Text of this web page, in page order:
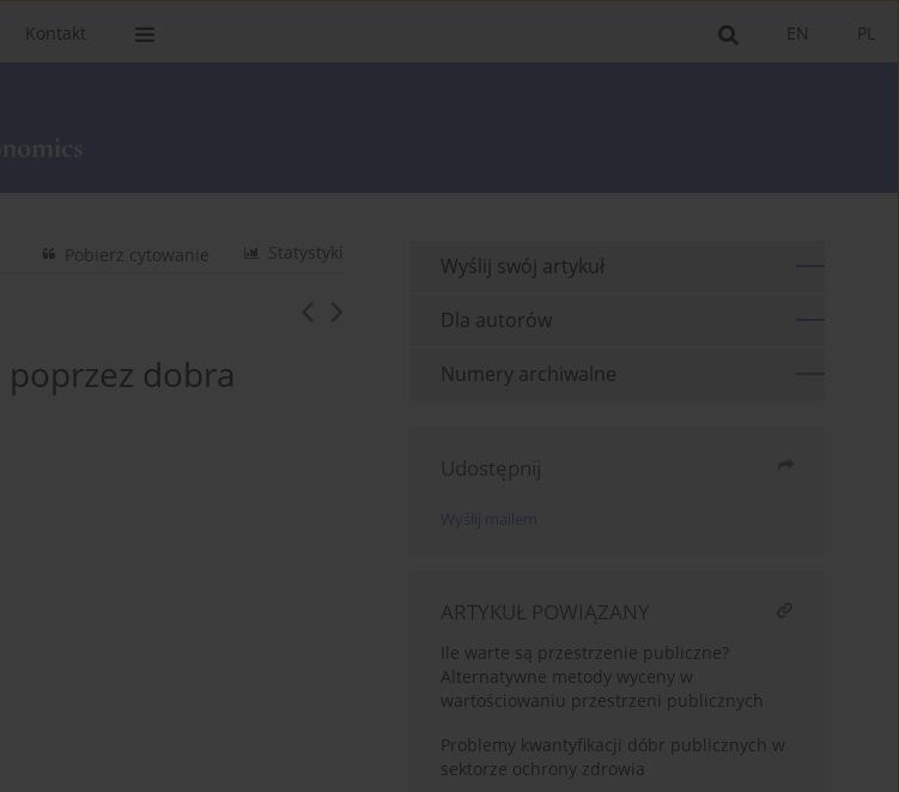
PL
EN
Kontakt
Statystyki
Pobierz cytowanie
poprzez dobra
Wyślij swój artykuł
Dla autorów
Numery archiwalne
Udostępnij
ARTYKUŁ POWIĄZANY
Ile warte są przestrzenie publiczne?
Alternatywne metody wyceny w
wartościowaniu przestrzeni publicznych
Problemy kwantyfikacji dóbr publicznych w
sektorze ochrony zdrowia